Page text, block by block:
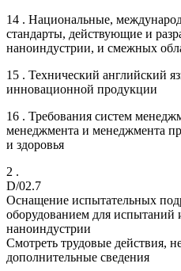
14 . Национальные,
стандарты, действующие и
наноиндустрии, и смежных
15 . Технический английский
инновационной продукции
16 . Требования систем
менеджмента и менеджмента
и здоровья
2 .
D/02.7
Оснащение испытательных
оборудованием для
наноиндустрии
Смотреть трудовые действия,
дополнительные сведения